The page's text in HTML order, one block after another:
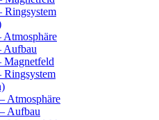
Ringsystem
Atmosphäre
Aufbau
Magnetfeld
Ringsystem
Atmosphäre
Aufbau